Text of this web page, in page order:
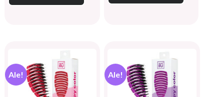
Ale! Ale!